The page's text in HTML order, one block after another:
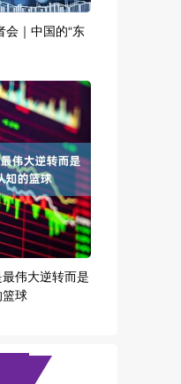
会｜中国的“东
伟大逆转而是
球